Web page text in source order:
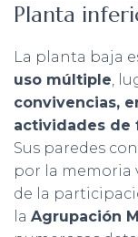
Planta
La planta baja
uso múltiple,
convivencias,
actividades de
Sus paredes
por la memoria
de la
la Agrupación